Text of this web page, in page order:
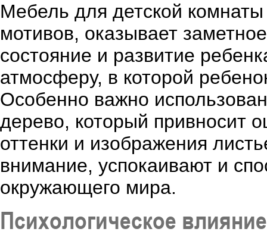
Мебель для детской
мотивов, оказывает
состояние и развитие
атмосферу, в которой
Особенно важно
дерево, который привносит
оттенки и изображения
внимание, успокаивают и
окружающего мира.
Психологическое